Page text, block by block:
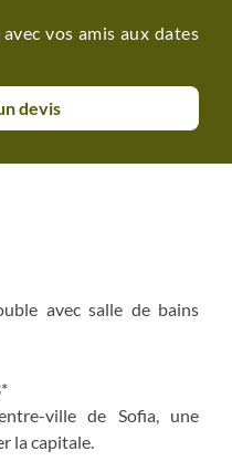
vos amis aux dates
devis
avec salle de bains
ville de Sofia, une
la capitale.